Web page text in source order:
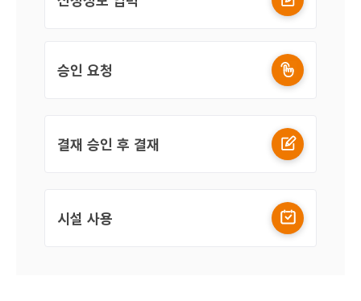
승인 요청
결재 승인 후 결재
시설 사용